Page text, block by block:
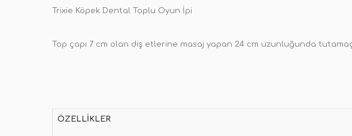
Trixie Köpek Dental Toplu Oyun İpi
Top çapı 7 cm olan diş etlerine masaj yapan 24 cm uzunluğunda
ÖZELLIKLER